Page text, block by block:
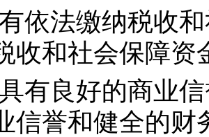
依法缴纳税收
收和社会保障资
有良好的商业
信誉和健全的财